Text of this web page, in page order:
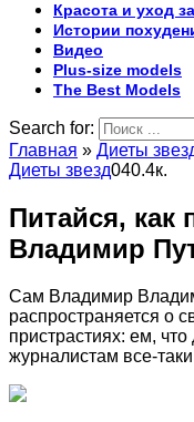
Красота и уход
Истории
Видео
Plus-size models
The Best Models
Search for:
Главная » Диеты
Диеты звезд040.4к.
Питайся, как
Владимир
Сам Владимир
распространяется о
пристрастиях: ем, что
журналистам все-